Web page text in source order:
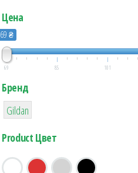
Цена
69 ₴
69 85 101
Бренд
4
Gildan
Product Цвет